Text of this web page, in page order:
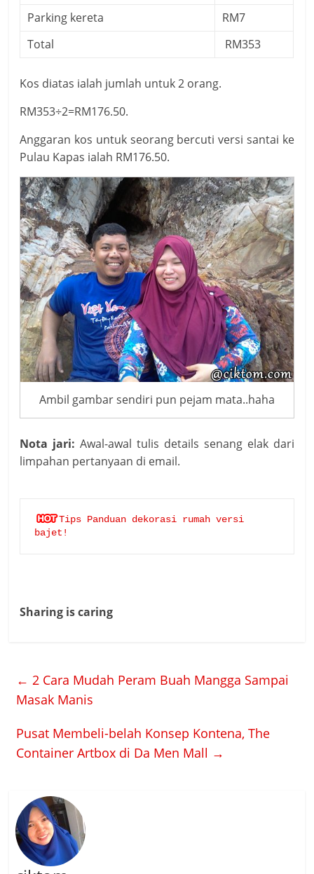
Parking kereta
RM7
Total
RM353
Kos diatas ialah jumlah untuk 2 orang.
RM353÷2=RM176.50.
Anggaran kos untuk seorang bercuti versi santai ke
Pulau Kapas ialah RM176.50.
Ambil gambar sendiri pun pejam mata..haha
Nota jari: Awal-awal tulis details senang elak dari
limpahan pertanyaan di email.
Tips Panduan dekorasi rumah versi
bajet!
Sharing is caring
← 2 Cara Mudah Peram Buah Mangga Sampai
Masak Manis
Pusat Membeli-belah Konsep Kontena, The
Container Artbox di Da Men Mall →